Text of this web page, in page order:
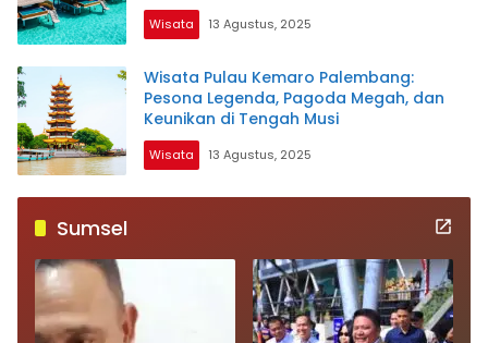
Wisata 13 Agustus, 2025
Wisata Pulau Kemaro Palembang:
Pesona Legenda, Pagoda Megah, dan
Keunikan di Tengah Musi
Wisata 13 Agustus, 2025
Sumsel